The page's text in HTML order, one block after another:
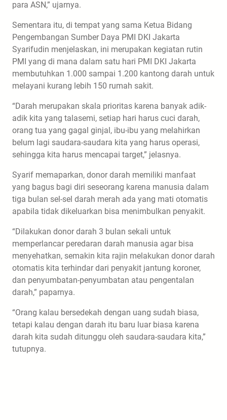
para ASN,” ujarnya.
Sementara itu, di tempat yang sama Ketua Bidang
Pengembangan Sumber Daya PMI DKI Jakarta
Syarifudin menjelaskan, ini merupakan kegiatan rutin
PMI yang di mana dalam satu hari PMI DKI Jakarta
membutuhkan 1.000 sampai 1.200 kantong darah untuk
melayani kurang lebih 150 rumah sakit.
“Darah merupakan skala prioritas karena banyak adik-
adik kita yang talasemi, setiap hari harus cuci darah,
orang tua yang gagal ginjal, ibu-ibu yang melahirkan
belum lagi saudara-saudara kita yang harus operasi,
sehingga kita harus mencapai target,” jelasnya.
Syarif memaparkan, donor darah memiliki manfaat
yang bagus bagi diri seseorang karena manusia dalam
tiga bulan sel-sel darah merah ada yang mati otomatis
apabila tidak dikeluarkan bisa menimbulkan penyakit.
“Dilakukan donor darah 3 bulan sekali untuk
memperlancar peredaran darah manusia agar bisa
menyehatkan, semakin kita rajin melakukan donor darah
otomatis kita terhindar dari penyakit jantung koroner,
dan penyumbatan-penyumbatan atau pengentalan
darah,” paparnya.
“Orang kalau bersedekah dengan uang sudah biasa,
tetapi kalau dengan darah itu baru luar biasa karena
darah kita sudah ditunggu oleh saudara-saudara kita,”
tutupnya.